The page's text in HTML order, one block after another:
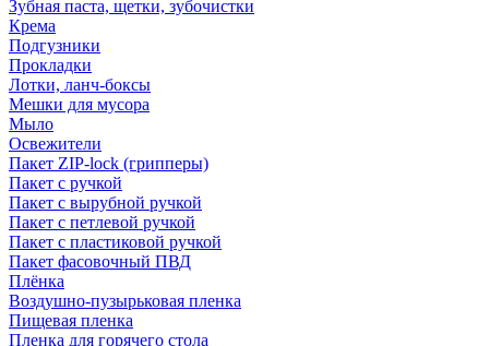
Зубная паста, щетки, зубочистки
Крема
Подгузники
Прокладки
Лотки, ланч-боксы
Мешки для мусора
Мыло
Освежители
Пакет ZIP-lock (грипперы)
Пакет с ручкой
Пакет с вырубной ручкой
Пакет с петлевой ручкой
Пакет с пластиковой ручкой
Пакет фасовочный ПВД
Плёнка
Воздушно-пузырьковая пленка
Пищевая пленка
Пленка для горячего стола